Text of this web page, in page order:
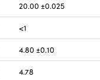
20.00 ±0.025
<1
4.80 ±0.10
4.78